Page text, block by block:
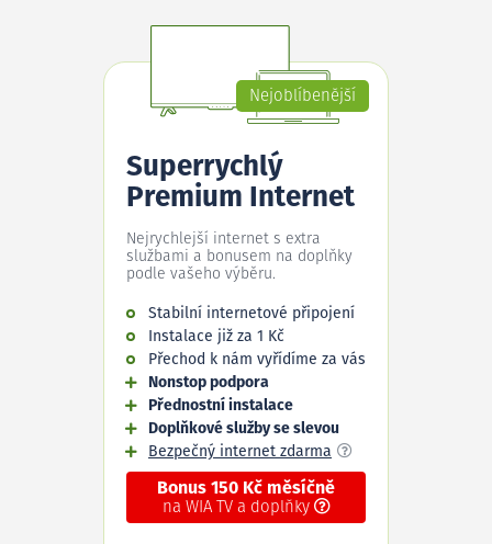
Nejoblíbenější
Superrychlý
Premium Internet
Nejrychlejší internet s extra
službami a bonusem na doplňky
podle vašeho výběru.
Stabilní internetové připojení
Instalace již za 1 Kč
Přechod k nám vyřídíme za vás
Nonstop podpora
Přednostní instalace
Doplňkové služby se slevou
Bezpečný internet zdarma
Bonus 150 Kč měsíčně
na WIA TV a doplňky